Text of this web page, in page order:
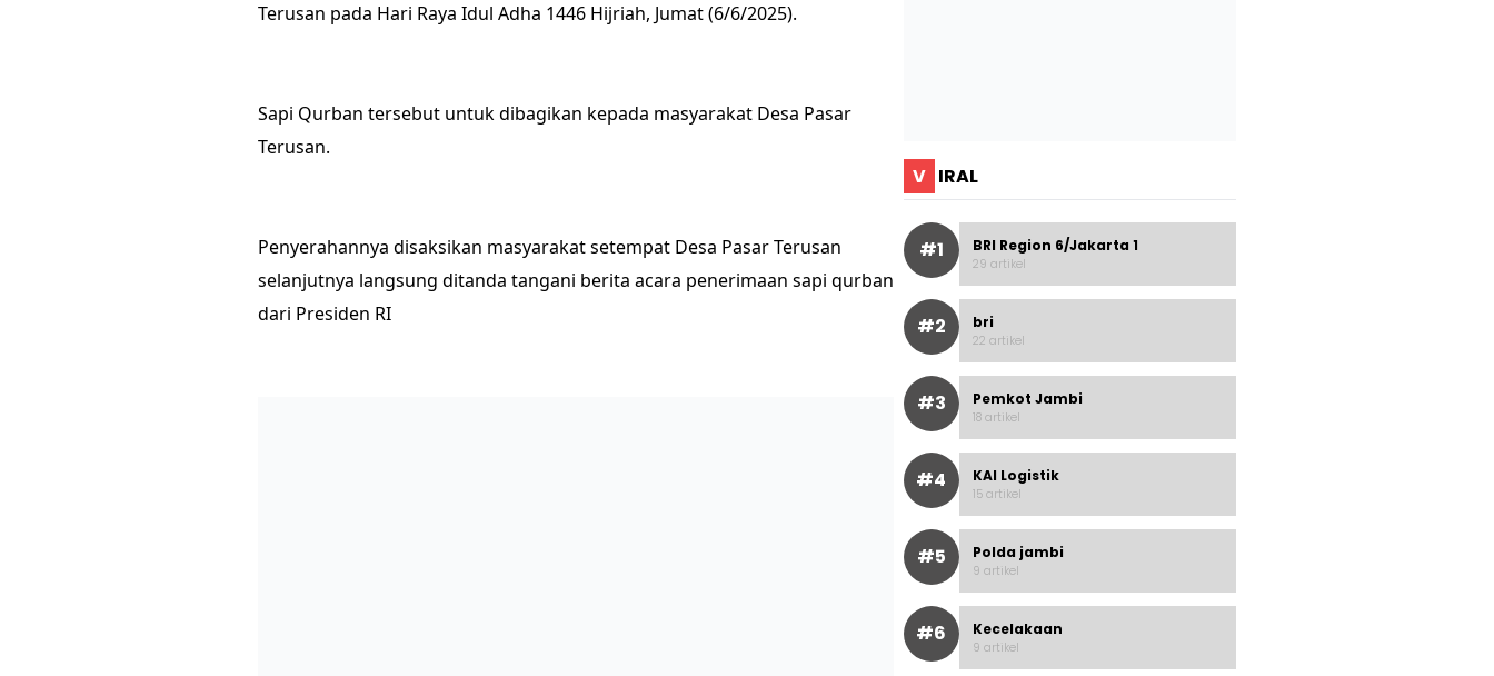
Terusan pada Hari Raya Idul Adha 1446 Hijriah, Jumat (6/6/2025).
Sapi Qurban tersebut untuk dibagikan kepada masyarakat Desa Pasar
Terusan.
Penyerahannya disaksikan masyarakat setempat Desa Pasar Terusan
selanjutnya langsung ditanda tangani berita acara penerimaan sapi qurban
dari Presiden RI
V IRAL
#1 BRI Region 6/Jakarta 1
29 artikel
#2 bri
22 artikel
#3 Pemkot Jambi
18 artikel
#4 KAI Logistik
15 artikel
#5 Polda jambi
9 artikel
#6 Kecelakaan
9 artikel